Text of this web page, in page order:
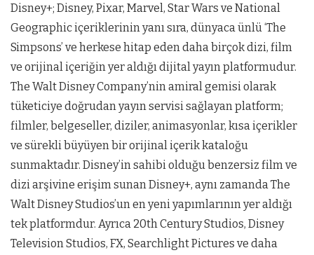
Disney+; Disney, Pixar, Marvel, Star Wars ve National
Geographic içeriklerinin yanı sıra, dünyaca ünlü ‘The
Simpsons’ ve herkese hitap eden daha birçok dizi, film
ve orijinal içeriğin yer aldığı dijital yayın platformudur.
The Walt Disney Company’nin amiral gemisi olarak
tüketiciye doğrudan yayın servisi sağlayan platform;
filmler, belgeseller, diziler, animasyonlar, kısa içerikler
ve sürekli büyüyen bir orijinal içerik kataloğu
sunmaktadır. Disney’in sahibi olduğu benzersiz film ve
dizi arşivine erişim sunan Disney+, aynı zamanda The
Walt Disney Studios’un en yeni yapımlarının yer aldığı
tek platformdur. Ayrıca 20th Century Studios, Disney
Television Studios, FX, Searchlight Pictures ve daha